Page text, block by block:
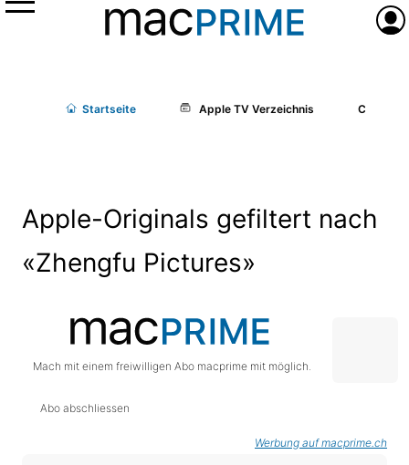
Menü
Startseite Apple TV Verzeichnis Cast/
Apple-Originals gefiltert nach
«Zhengfu Pictures»
Mach mit einem freiwilligen Abo macprime mit möglich.
Abo abschliessen
Werbung auf macprime.ch